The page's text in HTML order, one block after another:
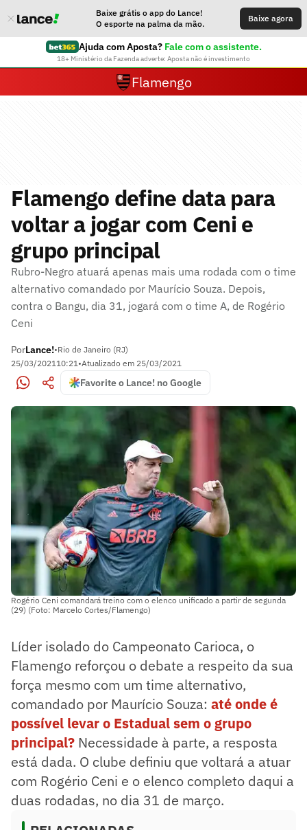
Baixe grátis o app do Lance!
O esporte na palma da mão.
Baixe agora
Ajuda com Aposta? Fale com o assistente.
18+ Ministério da Fazenda adverte: Aposta não é investimento
Flamengo
Flamengo define data para
voltar a jogar com Ceni e
grupo principal
Rubro-Negro atuará apenas mais uma rodada com o time
alternativo comandado por Maurício Souza. Depois,
contra o Bangu, dia 31, jogará com o time A, de Rogério
Ceni
PorLance!•Rio de Janeiro (RJ)
25/03/202110:21•Atualizado em 25/03/2021
Favorite o Lance! no Google
Rogério Ceni comandará treino com o elenco unificado a partir de segunda
(29) (Foto: Marcelo Cortes/Flamengo)
Líder isolado do Campeonato Carioca, o
Flamengo reforçou o debate a respeito da sua
força mesmo com um time alternativo,
comandado por Maurício Souza: até onde é
possível levar o Estadual sem o grupo
principal? Necessidade à parte, a resposta
está dada. O clube definiu que voltará a atuar
com Rogério Ceni e o elenco completo daqui a
duas rodadas, no dia 31 de março.